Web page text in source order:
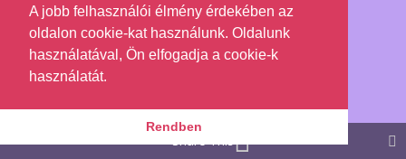
Share This
A jobb felhasználói élmény érdekében az
oldalon cookie-kat használunk. Oldalunk
használatával, Ön elfogadja a cookie-k
használatát.
Rendben